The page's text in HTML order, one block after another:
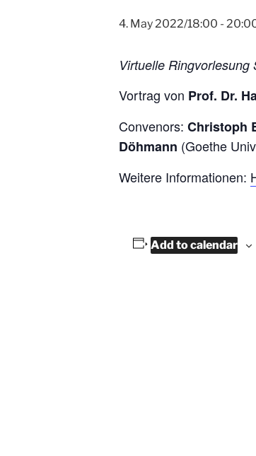
4. May 2022/18:00 -
Virtuelle
Vortrag von Prof. Dr.
Convenors: Christoph
Döhmann (Goethe
Weitere Informationen:
Add to calendar